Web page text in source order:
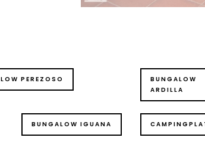
PEREZOSO
BUNGALOW
ARDILLA
BUNGALOW IGUANA